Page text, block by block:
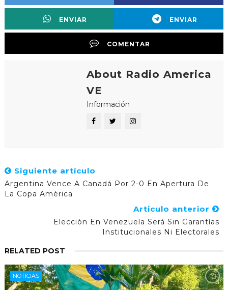
ENVIAR ENVIAR
COMENTAR
About Radio America
VE
Información
Siguiente artículo
Argentina Vence A Canadá Por 2-0 En Apertura De
La Copa Amèrica
Articulo anterior
Elecciòn En Venezuela Será Sin Garantías
Institucionales Ni Electorales
RELATED POST
NOTICIAS